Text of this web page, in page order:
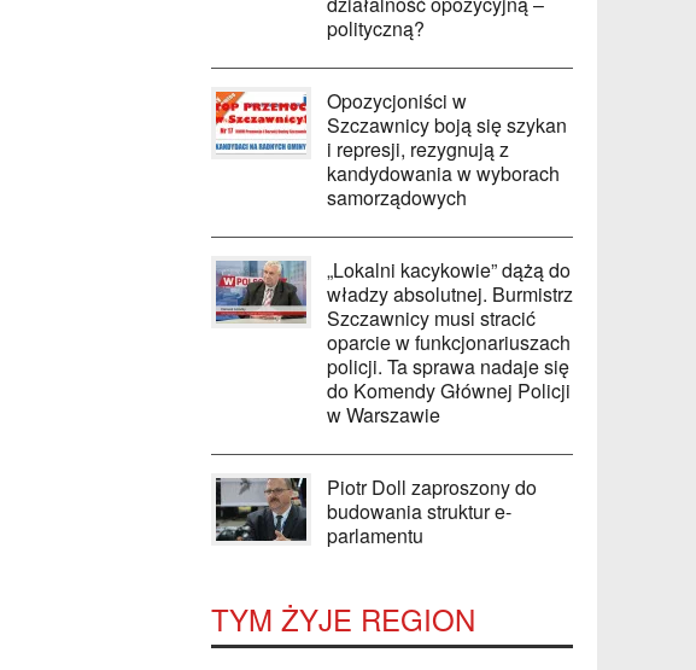
polityczną?
Opozycjoniści w
Szczawnicy boją się szykan
i represji, rezygnują z
kandydowania w wyborach
samorządowych
„Lokalni kacykowie” dążą do
władzy absolutnej. Burmistrz
Szczawnicy musi stracić
oparcie w funkcjonariuszach
policji. Ta sprawa nadaje się
do Komendy Głównej Policji
w Warszawie
Piotr Doll zaproszony do
budowania struktur e-
parlamentu
TYM ŻYJE REGION